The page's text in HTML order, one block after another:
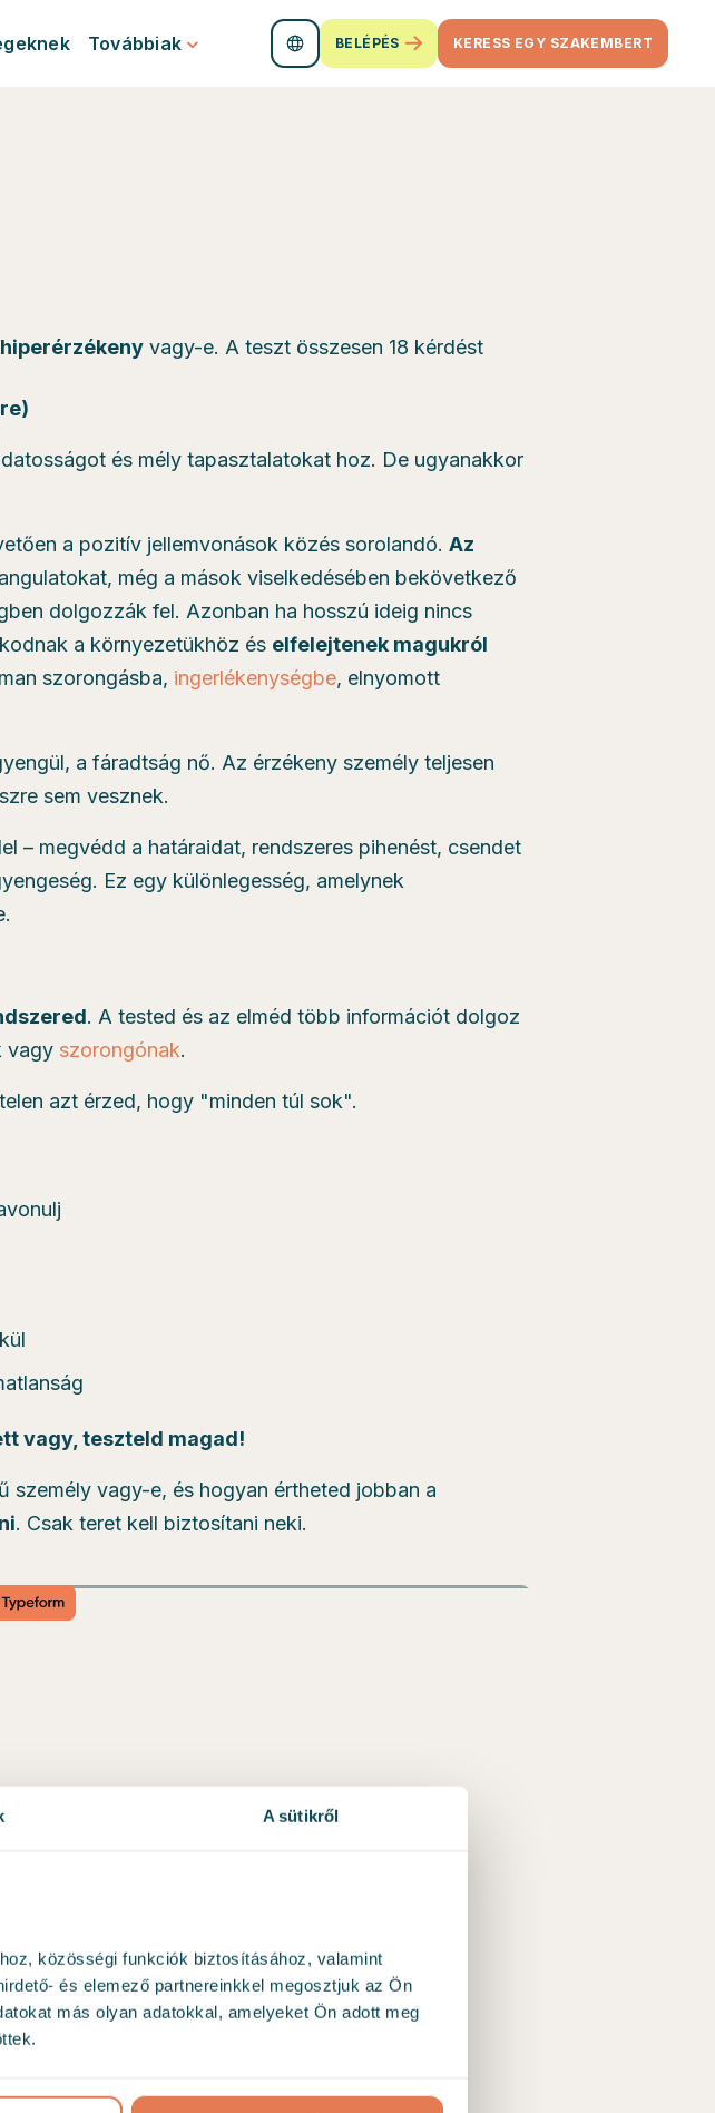
A sütikről
közösségi funkciók biztosításához, valamint
és elemező partnereinkkel megosztjuk az Ön
más olyan adatokkal, amelyeket Ön adott meg
Továbbiak BELÉPÉS KERESS EGY SZAKEMBERT
hiperérzékeny vagy-e. A teszt összesen 18 kérdést
és mély tapasztalatokat hoz. De ugyanakkor
a pozitív jellemvonások közés sorolandó. Az
még a mások viselkedésében bekövetkező
dolgozzák fel. Azonban ha hosszú ideig nincs
a környezetükhöz és elfelejtenek magukról
szorongásba, ingerlékenységbe, elnyomott
a fáradtság nő. Az érzékeny személy teljesen
sem vesznek.
– megvédd a határaidat, rendszeres pihenést, csendet
Ez egy különlegesség, amelynek
. A tested és az elméd több információt dolgoz
vagy szorongónak.
azt érzed, hogy "minden túl sok".
vagy, teszteld magad!
személy vagy-e, és hogyan értheted jobban a
. Csak teret kell biztosítani neki.